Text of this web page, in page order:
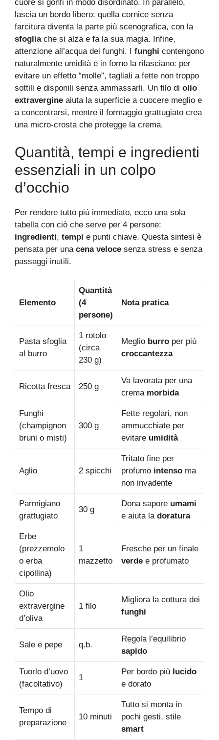
cuore si gonfi in modo disordinato. In parallelo,
lascia un bordo libero: quella cornice senza
farcitura diventa la parte più scenografica, con la
sfogliache si alza e fa la sua magia. Infine,
attenzione all’acqua dei funghi. I funghi contengono
naturalmente umidità e in forno la rilasciano: per
evitare un effetto “molle”, tagliali a fette non troppo
sottili e disponili senza ammassarli. Un filo di olio
extravergine aiuta la superficie a cuocere meglio e
a concentrarsi, mentre il formaggio grattugiato crea
una micro-crosta che protegge la crema.
Quantità, tempi e ingredienti
essenziali in un colpo
d’occhio
Per rendere tutto più immediato, ecco una sola
tabella con ciò che serve per 4 persone:
ingredienti, tempi e punti chiave. Questa sintesi è
pensata per una cena veloce senza stress e senza
passaggi inutili.
Elemento
Quantità
(4
persone)
Nota pratica
Pasta sfoglia
al burro
1 rotolo
(circa
230 g)
Meglio burro per più
croccantezza
Ricotta fresca 250 g
Va lavorata per una
crema morbida
Funghi
(champignon
bruni o misti)
300 g
Fette regolari, non
ammucchiate per
evitare umidità
Aglio 2 spicchi
Tritato fine per
profumo intenso ma
non invadente
Parmigiano
grattugiato
30 g
Dona sapore umami
e aiuta la doratura
Erbe
(prezzemolo
o erba
cipollina)
1
mazzetto
Fresche per un finale
verde e profumato
Olio
extravergine
d’oliva
1 filo
Migliora la cottura dei
funghi
Sale e pepe q.b.
Regola l’equilibrio
sapido
Tuorlo d’uovo
(facoltativo)
1
Per bordo più lucido
e dorato
Tempo di
preparazione
10 minuti
Tutto si monta in
pochi gesti, stile
smart